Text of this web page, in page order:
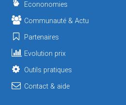
Econonomies
Communauté & Actu
Partenaires
Evolution prix
Outils pratiques
Contact & aide